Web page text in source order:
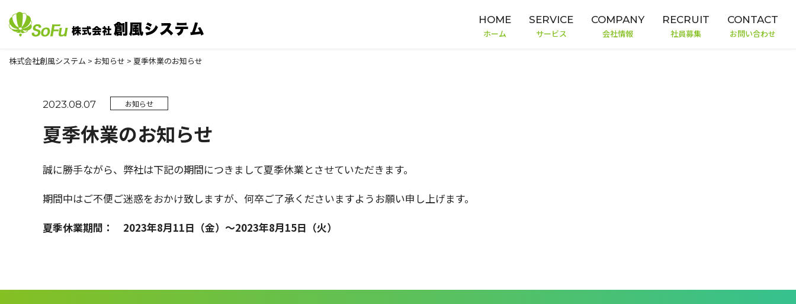
HOME
ホーム
SERVICE
サービス
COMPANY
会社情報
RECRUIT
社員募集
CONTACT
お問い合わせ
株式会社創風システム > お知らせ > 夏季休業のお知らせ
2023.08.07 お知らせ
夏季休業のお知らせ
誠に勝手ながら、弊社は下記の期間につきまして夏季休業とさせていただきます。
期間中はご不便ご迷惑をおかけ致しますが、何卒ご了承くださいますようお願い申し上げます。
夏季休業期間： 2023年8月11日（金）～2023年8月15日（火）